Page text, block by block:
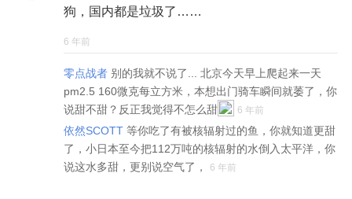
狗，国内都是垃圾了……
6 年前
零点战者 别的我就不说了... 北京今天早上爬起来一天
pm2.5 160微克每立方米，本想出门骑车瞬间就萎了，你
说甜不甜？反正我觉得不怎么甜
6 年前
依然SCOTT 等你吃了有被核辐射过的鱼，你就知道更甜
了，小日本至今把112万吨的核辐射的水倒入太平洋，你
说这水多甜，更别说空气了，
6 年前